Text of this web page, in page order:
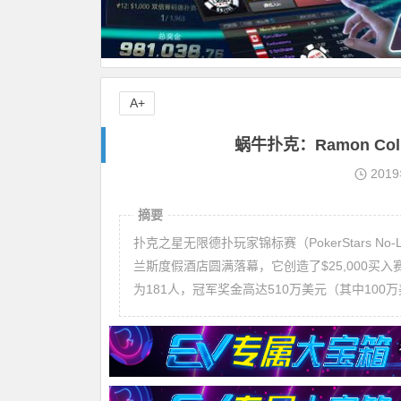
蜗牛扑克：Ramon
2019
摘要
扑克之星无限德扑玩家锦标赛（PokerStars
兰斯度假酒店圆满落幕，它创造了$25,000买
为181人，冠军奖金高达510万美元（其中100
A+